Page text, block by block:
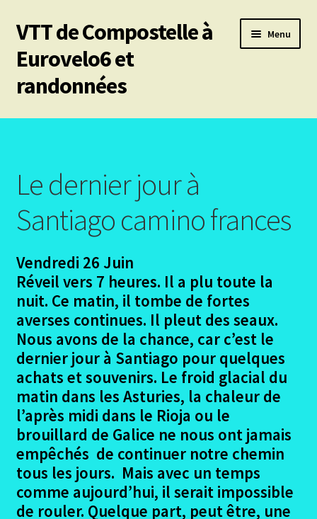
Aller
à
la
navigation
Aller
au
contenu
VTT de Compostelle à
Eurovelo6 et
randonnées
Menu
Mes 6 chemins vtt de Compostelle
Le Puy en Velay – Santiago – Fisterra – Année 2009
menu
Le Puy les participants
Le puy – Le projet
Le Puy en Velay – Le trajet
enfant
Le dernier jour à Santiago camino frances
Gites et Auberges depuis Le Puy en Velay
Retour depuis Santiago camino frances
Photos documents divers Le Puy
Dédicaces – le Puy
Le dernier jour à
Santiago camino frances
Vendredi 26 Juin
Réveil vers 7 heures. Il a plu toute la
nuit. Ce matin, il tombe de fortes
averses continues. Il pleut des seaux.
Nous avons de la chance, car c’est le
dernier jour à Santiago pour quelques
achats et souvenirs. Le froid glacial du
matin dans les Asturies, la chaleur de
l’après midi dans le Rioja ou le
brouillard de Galice ne nous ont jamais
empêchés de continuer notre chemin
tous les jours. Mais avec un temps
comme aujourd’hui, il serait impossible
de rouler. Quelque part, peut être, une